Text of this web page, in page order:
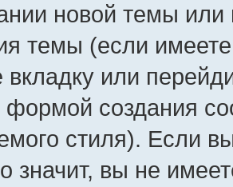
новой темы или
темы (если
вкладку или
формой создания
стиля). Если
значит, вы не